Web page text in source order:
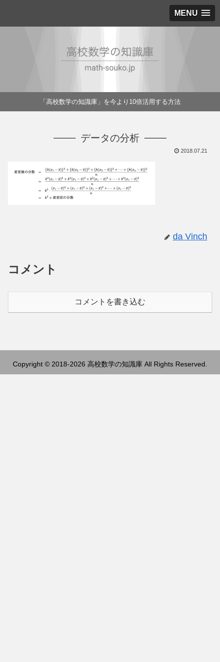
MENU
「高校数学の知識庫」を今より10倍活用する方法
データの分析
2018.07.21
da Vinch
コメント
コメントを書き込む
Copyright © 2018-2026 高校数学の知識庫 All Rights Reserved.